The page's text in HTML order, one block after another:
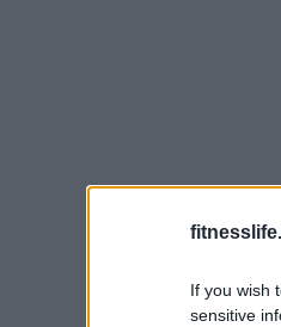
If you wish
sensitive